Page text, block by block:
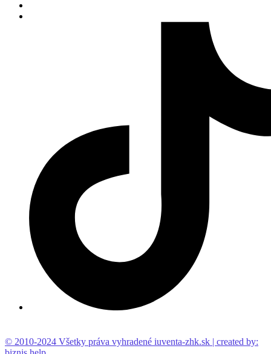
© 2010-2024 Všetky práva vyhradené iuventa-zhk.sk | created by: